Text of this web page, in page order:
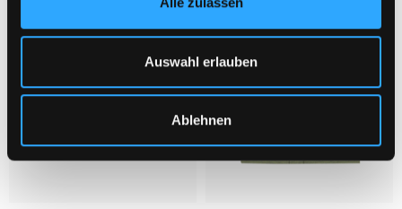
Auswahl erlauben
Ablehnen